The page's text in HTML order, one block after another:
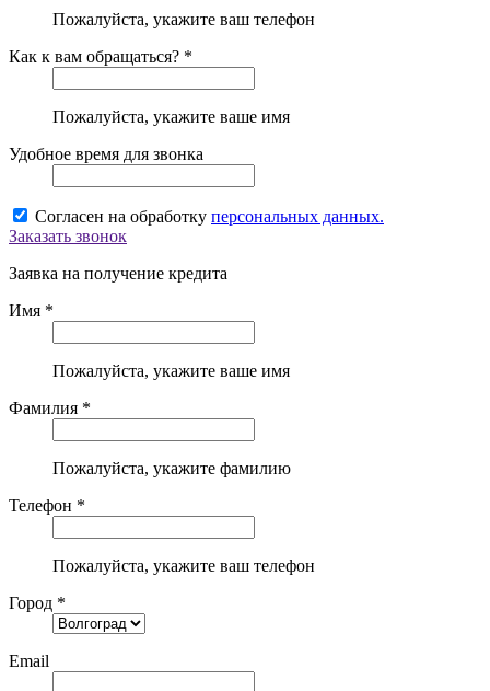
Пожалуйста, укажите ваш телефон
Как к вам обращаться? *
Пожалуйста, укажите ваше имя
Удобное время для звонка
Согласен на обработку персональных данных.
Заказать звонок
Заявка на получение кредита
Имя *
Пожалуйста, укажите ваше имя
Фамилия *
Пожалуйста, укажите фамилию
Телефон *
Пожалуйста, укажите ваш телефон
Город *
Email